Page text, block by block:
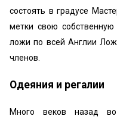
состоять в градусе
метки свою
ложи по всей Англии
членов.
Одеяния и регалии
Много веков назад во